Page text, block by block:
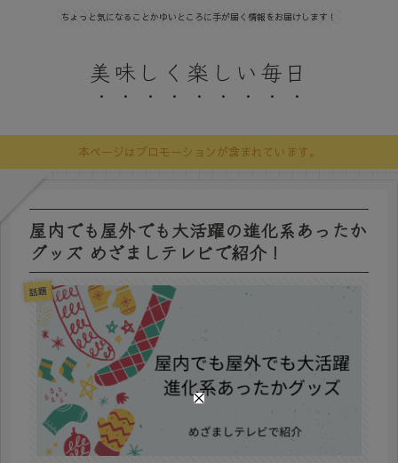
ちょっと気になることかゆいところに手が届く情報をお届けします！
美味しく楽しい毎日
本ページはプロモーションが含まれています。
屋内でも屋外でも大活躍の進化系あったか
グッズ めざましテレビで紹介！
話題